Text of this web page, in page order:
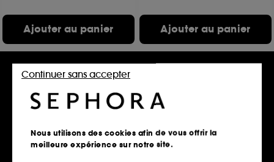
Ajouter au panier Ajouter au panier
Exclu
Nous utilisons des cookies afin de vous offrir la
meilleure expérience sur notre site.
Continuer sans accepter